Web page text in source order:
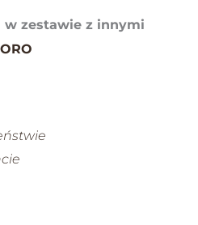
w zestawie z innymi